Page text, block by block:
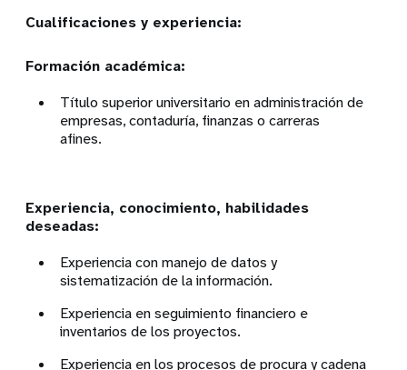
Cualificaciones y experiencia:
Formación académica:
Título superior universitario en administración de
empresas, contaduría, finanzas o carreras
afines.
Experiencia, conocimiento, habilidades
deseadas:
Experiencia con manejo de datos y
sistematización de la información.
Experiencia en seguimiento financiero e
inventarios de los proyectos.
Experiencia en los procesos de procura y cadena